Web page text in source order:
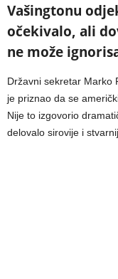
Vašingtonu
očekivalo, ali
ne može
Državni sekretar Marko
je priznao da se
Nije to izgovorio
delovalo sirovije i